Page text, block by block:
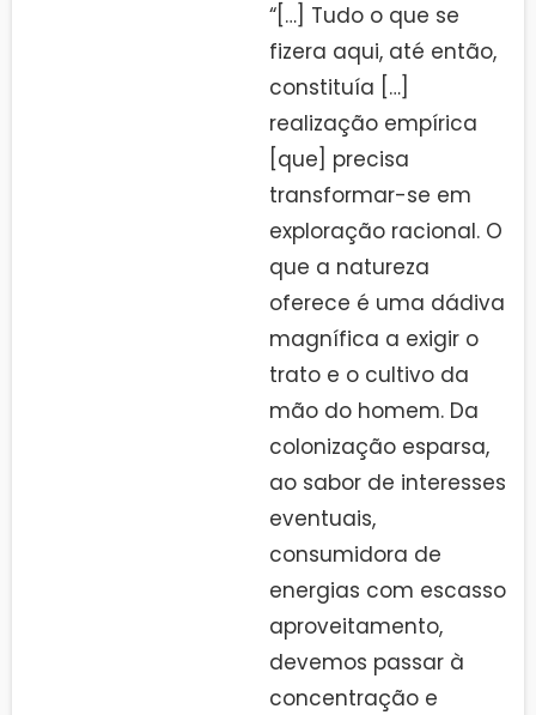
“[…] Tudo o que se
fizera aqui, até então,
constituía […]
realização empírica
[que] precisa
transformar-se em
exploração racional. O
que a natureza
oferece é uma dádiva
magnífica a exigir o
trato e o cultivo da
mão do homem. Da
colonização esparsa,
ao sabor de interesses
eventuais,
consumidora de
energias com escasso
aproveitamento,
devemos passar à
concentração e